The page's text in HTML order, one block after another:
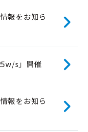
報をお知ら
s」開催
報をお知ら